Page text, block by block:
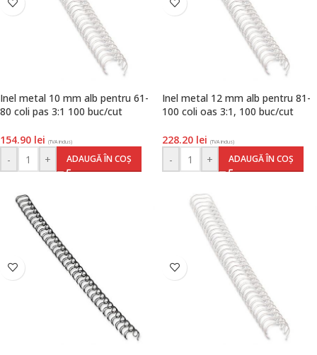
Inel metal 10 mm alb pentru 61-
80 coli pas 3:1 100 buc/cut
154.90 lei (TVA inclus)
- + ADAUGĂ ÎN COȘ
Inel metal 12 mm alb pentru 81-
100 coli oas 3:1, 100 buc/cut
228.20 lei (TVA inclus)
- + ADAUGĂ ÎN COȘ